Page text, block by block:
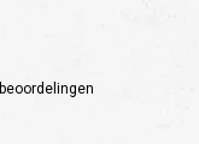
beoordelingen